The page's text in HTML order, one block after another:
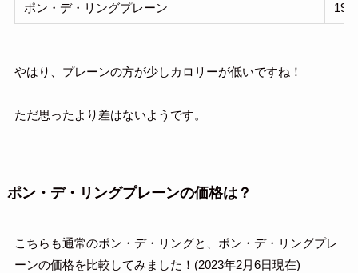
ポン・デ・リングプレーン
やはり、プレーンの方が少しカロリーが低いですね！
ただ思ったより差はないようです。
ポン・デ・リングプレーンの価格は？
こちらも通常のポン・デ・リングと、ポン・デ・リングプレ
ーンの価格を比較してみました！(2023年2月6日現在)